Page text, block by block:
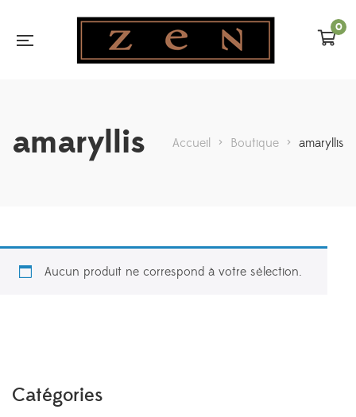
0
amaryllis Accueil > Boutique > amaryllis
Aucun produit ne correspond à votre sélection.
Catégories